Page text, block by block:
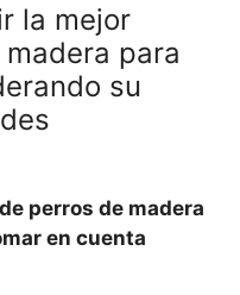
la mejor
para
su
perros de madera
en cuenta